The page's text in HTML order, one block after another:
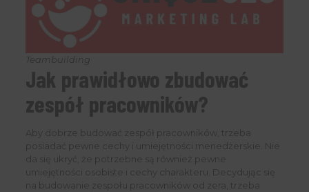
Teambuilding
Jak prawidłowo zbudować
zespół pracowników?
Aby dobrze budować zespół pracowników, trzeba
posiadać pewne cechy i umiejętności menedżerskie. Nie
da się ukryć, że potrzebne są również pewne
umiejętności osobiste i cechy charakteru. Decydując się
na budowanie zespołu pracowników od zera, trzeba